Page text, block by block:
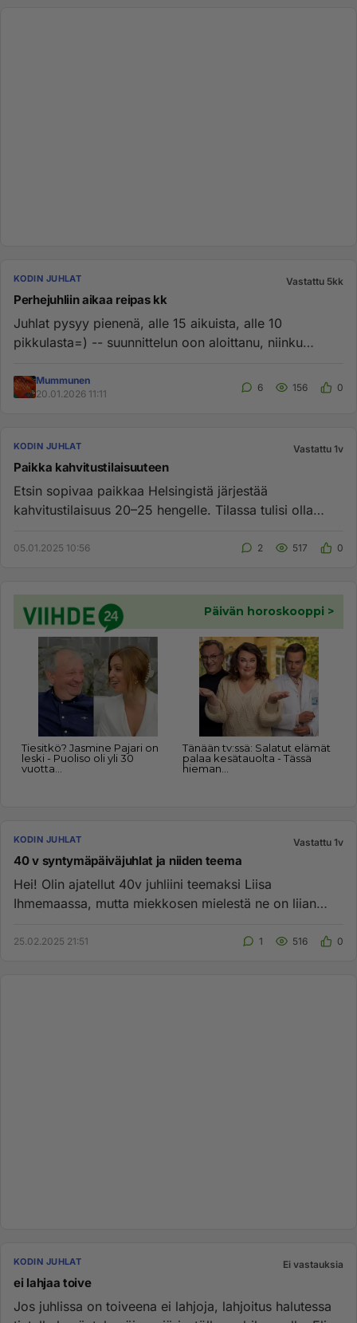
KODIN JUHLAT Vastattu 5kk
Perhejuhliin aikaa reipas kk
Juhlat pysyy pienenä, alle 15 aikuista, alle 10
pikkulasta=) -- suunnittelun oon aloittanu, niinku
Mummunen
20.01.2026 11:11
6 156 0
KODIN JUHLAT Vastattu 1v
Paikka kahvitustilaisuuteen
Etsin sopivaa paikkaa Helsingistä järjestää
kahvitustilaisuus 20–25 hengelle. Tilassa tulisi olla
05.01.2025 10:56 2 517 0
KODIN JUHLAT Vastattu 1v
40 v syntymäpäiväjuhlat ja niiden teema
Hei! Olin ajatellut 40v juhliini teemaksi Liisa
Ihmemaassa, mutta miekkosen mielestä ne on liian
25.02.2025 21:51 1 516 0
KODIN JUHLAT Ei vastauksia
ei lahjaa toive
Jos juhlissa on toiveena ei lahjoja, lahjoitus halutessa